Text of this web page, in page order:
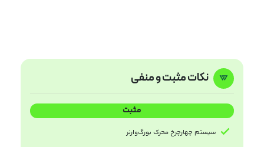
نکات مثبت و منفی
مثبت
سیستم چهارچرخ محرک بورگ‌وارنر